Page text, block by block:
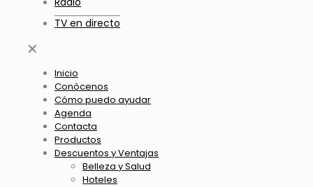
TV en directo
✕
Inicio
Conócenos
Cómo puedo ayudar
Agenda
Contacta
Productos
Descuentos y Ventajas
Belleza y Salud
Hoteles